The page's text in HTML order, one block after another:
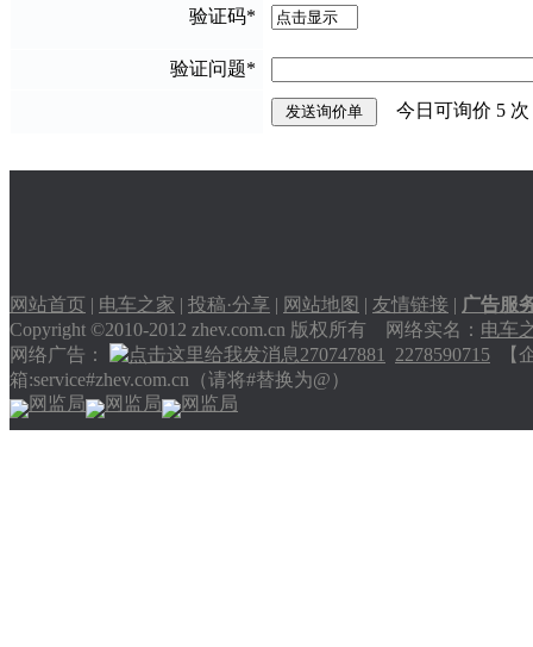
验证码*
验证问题*
今日可询价 5
网站首页 | 电车之家 | 投稿·分享 | 网站地图 | 友情链接 | 广告服
Copyright ©2010-2012 zhev.com.cn 版权所有 网络实名： 电车
网络广告：
270747881 2278590715 【
箱:service#zhev.com.cn（请将#替换为@）